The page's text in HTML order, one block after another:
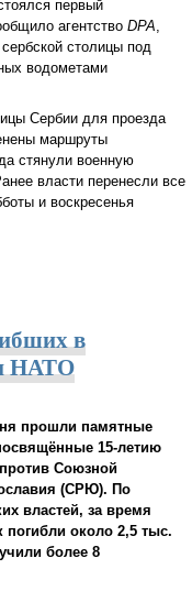
первый
агентство DPA,
столицы под
водометами
Сербии для проезда
маршруты
стянули военную
власти перенесли все
и воскресенья
под охраной
в
НАТО
прошли памятные
15-летию
Союзной
(СРЮ). По
властей, за время
около 2,5 тыс.
более 8